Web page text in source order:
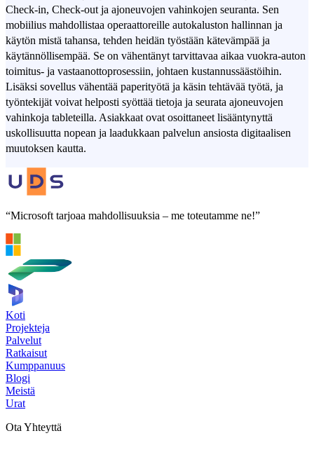
Check-in, Check-out ja ajoneuvojen vahinkojen seuranta. Sen
mobiilius mahdollistaa operaattoreille autokaluston hallinnan ja
käytön mistä tahansa, tehden heidän työstään kätevämpää ja
käytännöllisempää. Se on vähentänyt tarvittavaa aikaa vuokra-auton
toimitus- ja vastaanottoprosessiin, johtaen kustannussäästöihin.
Lisäksi sovellus vähentää paperityötä ja käsin tehtävää työtä, ja
työntekijät voivat helposti syöttää tietoja ja seurata ajoneuvojen
vahinkoja tableteilla. Asiakkaat ovat osoittaneet lisääntynyttä
uskollisuutta nopean ja laadukkaan palvelun ansiosta digitaalisen
muutoksen kautta.
“Microsoft tarjoaa mahdollisuuksia – me toteutamme ne!”
Koti
Projekteja
Palvelut
Ratkaisut
Kumppanuus
Blogi
Meistä
Urat
Ota Yhteyttä